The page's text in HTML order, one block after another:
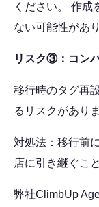
ください。 作成
ない可能性があ
リスク③：コン
移行時のタグ再
るリスクがありま
対処法：移行前
店に引き継ぐこ
弊社ClimbUp